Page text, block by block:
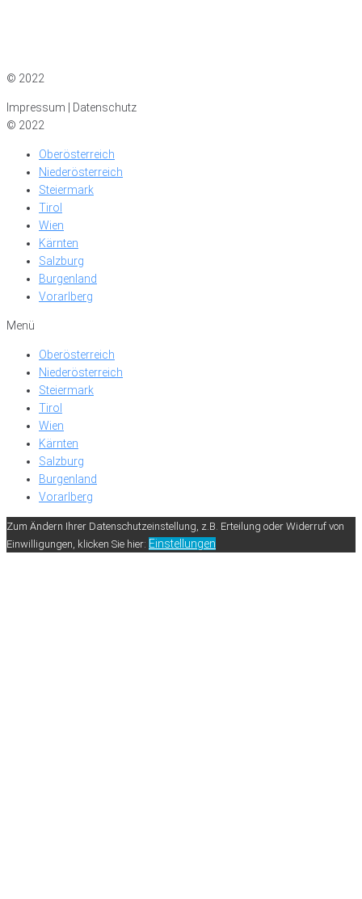
© 2022
Impressum | Datenschutz
© 2022
Oberösterreich
Niederösterreich
Steiermark
Tirol
Wien
Kärnten
Salzburg
Burgenland
Vorarlberg
Menü
Oberösterreich
Niederösterreich
Steiermark
Tirol
Wien
Kärnten
Salzburg
Burgenland
Vorarlberg
Zum Ändern Ihrer Datenschutzeinstellung, z.B. Erteilung oder Widerruf von
Einwilligungen, klicken Sie hier: Einstellungen